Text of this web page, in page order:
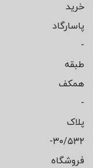
خرید
پاسارگاد
-
طبقه
همکف
-
پلاک
۳۰/۵۳۲-
فروشگاه